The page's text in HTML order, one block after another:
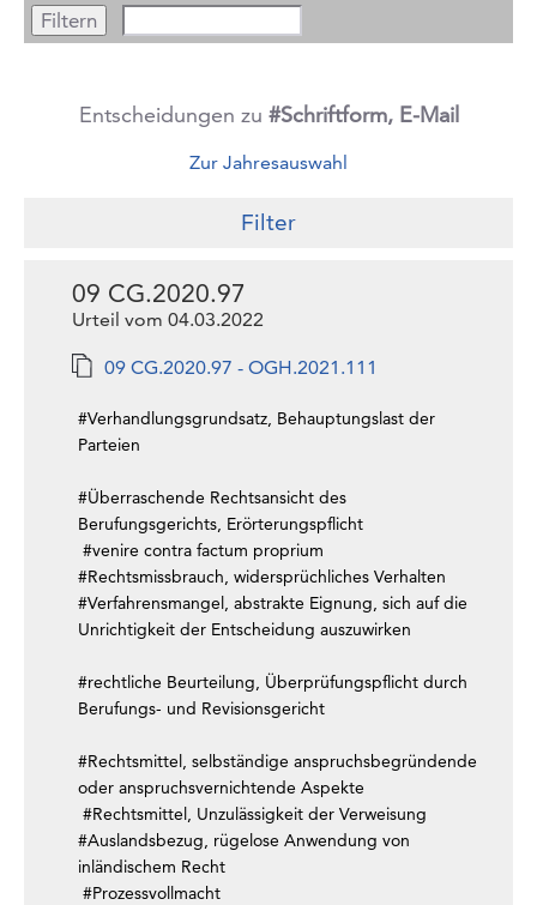
Entscheidungen zu #Schriftform, E-Mail
Zur Jahresauswahl
Filter
09 CG.2020.97
Urteil vom 04.03.2022
09 CG.2020.97 - OGH.2021.111
#Verhandlungsgrundsatz, Behauptungslast der
Parteien
#Überraschende Rechtsansicht des
Berufungsgerichts, Erörterungspflicht
#venire contra factum proprium
#Rechtsmissbrauch, widersprüchliches Verhalten
#Verfahrensmangel, abstrakte Eignung, sich auf die
Unrichtigkeit der Entscheidung auszuwirken
#rechtliche Beurteilung, Überprüfungspflicht durch
Berufungs- und Revisionsgericht
#Rechtsmittel, selbständige anspruchsbegründende
oder anspruchsvernichtende Aspekte
#Rechtsmittel, Unzulässigkeit der Verweisung
#Auslandsbezug, rügelose Anwendung von
inländischem Recht
#Prozessvollmacht